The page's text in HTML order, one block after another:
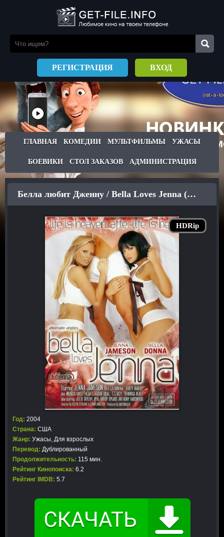
РЕГИСТРАЦИЯ ВХОД
ГЛАВНАЯ КОМЕДИИ МУЛЬТФИЛЬМЫ УЖАСЫ
БОЕВИКИ СТОЛ ЗАКАЗОВ АДМИНИСТРАЦИЯ
HDRip
Белла любит Дженну / Bella Loves Jenna (2004)
Год: 2004
Страна: США
Жанр: Ужасы, Для взрослых
Перевод: Дублированный
Продолжительность: 115 мин.
Рейтинг Кинопоиска: 6.2
Рейтинг IMDB: 5.7